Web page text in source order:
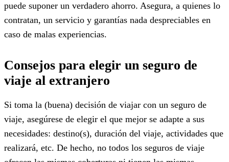
puede suponer un verdadero ahorro. Asegura, a quienes lo
contratan, un servicio y garantías nada despreciables en
caso de malas experiencias.
Consejos para elegir un seguro de
viaje al extranjero
Si toma la (buena) decisión de viajar con un seguro de
viaje, asegúrese de elegir el que mejor se adapte a sus
necesidades: destino(s), duración del viaje, actividades que
realizará, etc. De hecho, no todos los seguros de viaje